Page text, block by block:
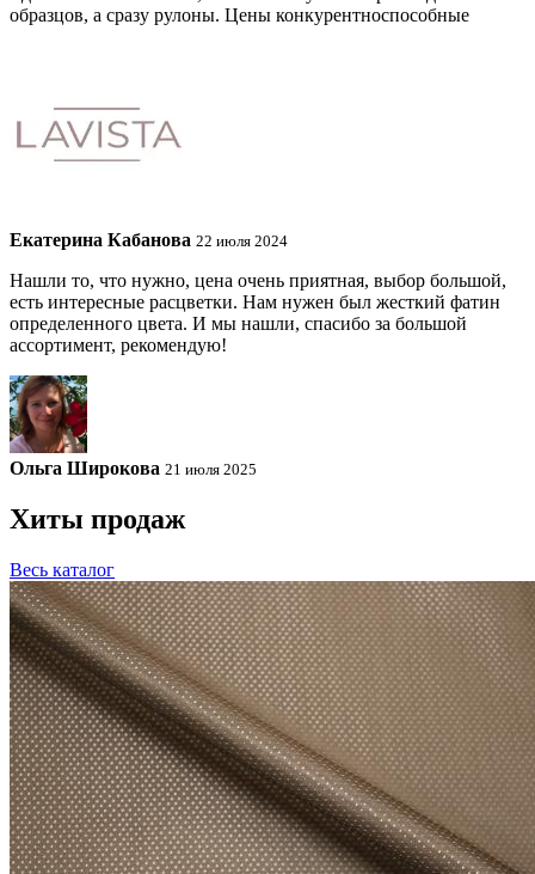
образцов, а сразу рулоны. Цены конкурентноспособные
Екатерина Кабанова 22 июля 2024
Нашли то, что нужно, цена очень приятная, выбор большой,
есть интересные расцветки. Нам нужен был жесткий фатин
определенного цвета. И мы нашли, спасибо за большой
ассортимент, рекомендую!
Ольга Широкова 21 июля 2025
Хиты продаж
Весь каталог